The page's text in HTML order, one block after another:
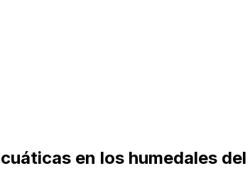
en los humedales del